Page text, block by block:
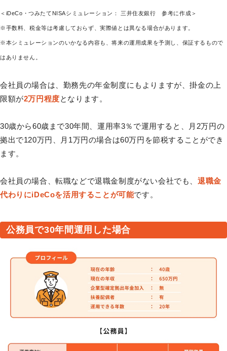
＜iDeCo・つみたてNISAシミュレーション： 三井住友銀行 参考に作成＞
※手数料、税金等は考慮しておらず、実際値とは異なる場合があります。
※本シミュレーションのいかなる内容も、将来の運用成果を予測し、保証するもので
はありません。
会社員の場合は、勤務先の年金制度にもよりますが、掛金の上
限額が2万円程度となります。
30歳から60歳まで30年間、運用率3％で運用すると、月2万円の
拠出で120万円、月1万円の場合は60万円を節税することができ
ます。
会社員の場合、転職などで退職金制度がない会社でも、 退職金
代わりにiDeCoを活用することが可能です。
公務員で30年間運用した場合